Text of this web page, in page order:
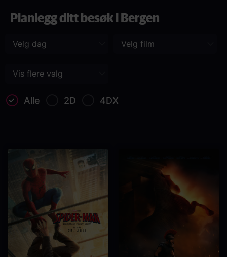
Planlegg ditt besøk i Bergen
Alle 2D 4DX